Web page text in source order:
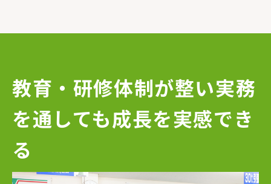
教育・研修体制が整い実務
を通しても成長を実感でき
る